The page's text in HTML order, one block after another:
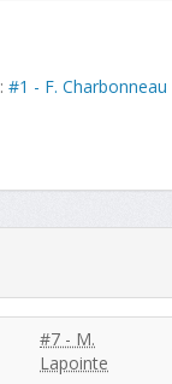
:#1 - F. Charbonneau
#7 - M.
Lapointe